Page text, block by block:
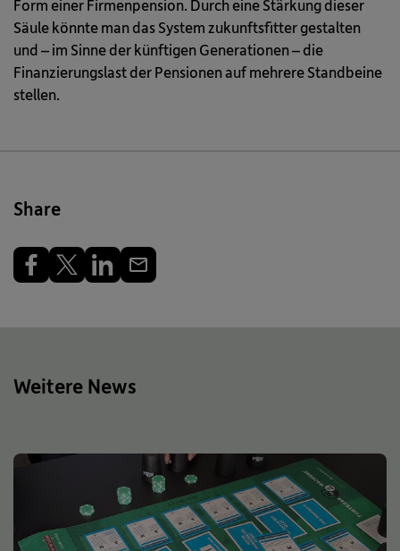
Form einer Firmenpension. Durch eine Stärkung dieser
Säule könnte man das System zukunftsfitter gestalten
und – im Sinne der künftigen Generationen – die
Finanzierungslast der Pensionen auf mehrere Standbeine
stellen.
Share
Weitere News